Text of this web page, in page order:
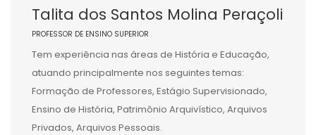
Talita dos Santos Molina Peraçoli
PROFESSOR DE ENSINO SUPERIOR
Tem experiência nas áreas de História e Educação,
atuando principalmente nos seguintes temas:
Formação de Professores, Estágio Supervisionado,
Ensino de História, Patrimônio Arquivístico, Arquivos
Privados, Arquivos Pessoais.